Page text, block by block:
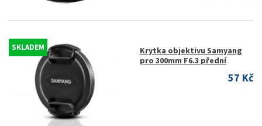
SKLADEM
Krytka objektivu Samyang
pro 300mm F6.3 přední
57 Kč